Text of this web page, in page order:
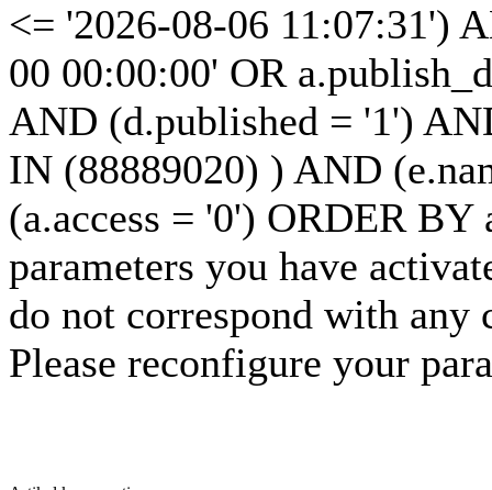
<= '2026-08-06 11:07:31')
00 00:00:00' OR
AND (d.published = '1')
IN (88889020) ) AND
(a.access = '0') ORDER
parameters you have
do not correspond with any
Please reconfigure your